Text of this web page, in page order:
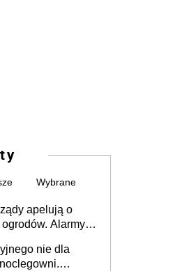
Wybrane
apelują o
Alarmy w
nie dla